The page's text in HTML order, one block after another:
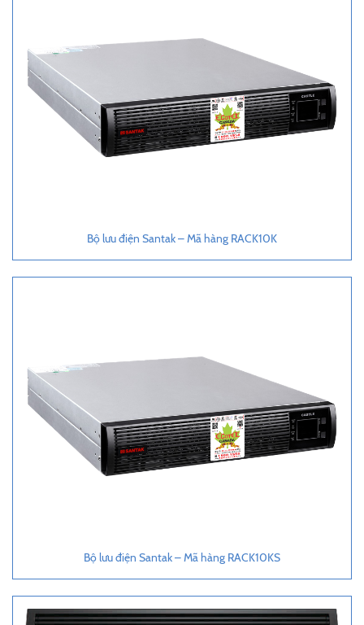
Bộ lưu điện Santak – Mã hàng RACK10K
Bộ lưu điện Santak – Mã hàng RACK10KS